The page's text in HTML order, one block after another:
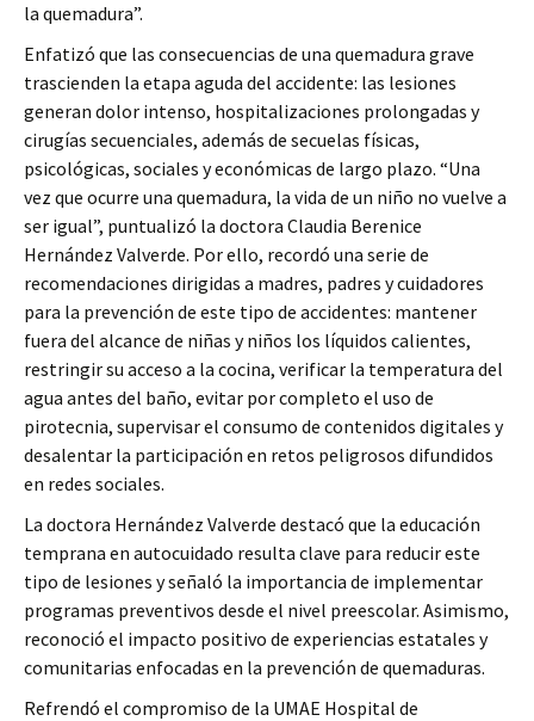
la quemadura”.
Enfatizó que las consecuencias de una quemadura grave
trascienden la etapa aguda del accidente: las lesiones
generan dolor intenso, hospitalizaciones prolongadas y
cirugías secuenciales, además de secuelas físicas,
psicológicas, sociales y económicas de largo plazo. “Una
vez que ocurre una quemadura, la vida de un niño no vuelve a
ser igual”, puntualizó la doctora Claudia Berenice
Hernández Valverde. Por ello, recordó una serie de
recomendaciones dirigidas a madres, padres y cuidadores
para la prevención de este tipo de accidentes: mantener
fuera del alcance de niñas y niños los líquidos calientes,
restringir su acceso a la cocina, verificar la temperatura del
agua antes del baño, evitar por completo el uso de
pirotecnia, supervisar el consumo de contenidos digitales y
desalentar la participación en retos peligrosos difundidos
en redes sociales.
La doctora Hernández Valverde destacó que la educación
temprana en autocuidado resulta clave para reducir este
tipo de lesiones y señaló la importancia de implementar
programas preventivos desde el nivel preescolar. Asimismo,
reconoció el impacto positivo de experiencias estatales y
comunitarias enfocadas en la prevención de quemaduras.
Refrendó el compromiso de la UMAE Hospital de